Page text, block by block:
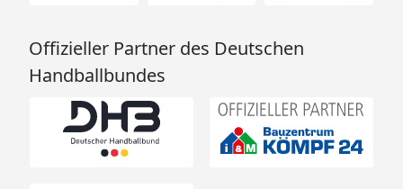
Offizieller Partner des Deutschen
Handballbundes